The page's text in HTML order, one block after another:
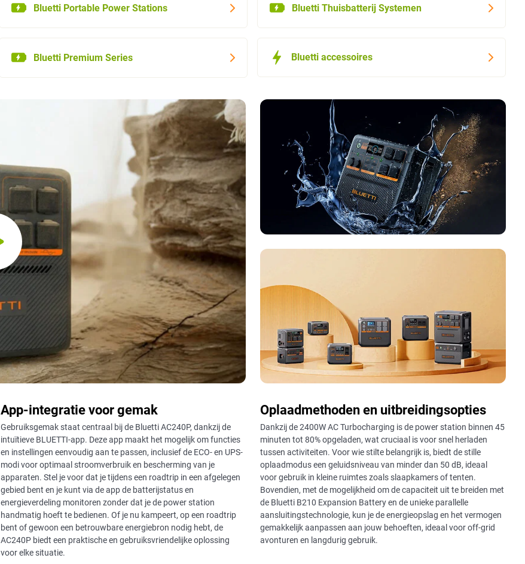
Bluetti Portable Power Stations Bluetti Thuisbatterij Systemen
Bluetti Premium Series Bluetti accessoires
App-integratie voor gemak
Gebruiksgemak staat centraal bij de Bluetti AC240P, dankzij de
intuïtieve BLUETTI-app. Deze app maakt het mogelijk om functies
en instellingen eenvoudig aan te passen, inclusief de ECO- en UPS-
modi voor optimaal stroomverbruik en bescherming van je
apparaten. Stel je voor dat je tijdens een roadtrip in een afgelegen
gebied bent en je kunt via de app de batterijstatus en
energieverdeling monitoren zonder dat je de power station
handmatig hoeft te bedienen. Of je nu kampeert, op een roadtrip
bent of gewoon een betrouwbare energiebron nodig hebt, de
AC240P biedt een praktische en gebruiksvriendelijke oplossing
voor elke situatie.
Oplaadmethoden en uitbreidingsopties
Dankzij de 2400W AC Turbocharging is de power station binnen 45
minuten tot 80% opgeladen, wat cruciaal is voor snel herladen
tussen activiteiten. Voor wie stilte belangrijk is, biedt de stille
oplaadmodus een geluidsniveau van minder dan 50 dB, ideaal
voor gebruik in kleine ruimtes zoals slaapkamers of tenten.
Bovendien, met de mogelijkheid om de capaciteit uit te breiden met
de Bluetti B210 Expansion Battery en de unieke parallelle
aansluitingstechnologie, kun je de energieopslag en het vermogen
gemakkelijk aanpassen aan jouw behoeften, ideaal voor off-grid
avonturen en langdurig gebruik.